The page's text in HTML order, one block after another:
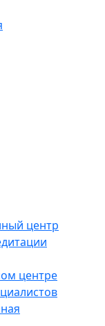
центр
центре